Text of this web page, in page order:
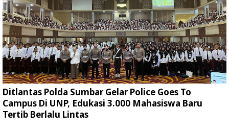
Ditlantas Polda Sumbar Gelar Police Goes To
Campus Di UNP, Edukasi 3.000 Mahasiswa Baru
Tertib Berlalu Lintas